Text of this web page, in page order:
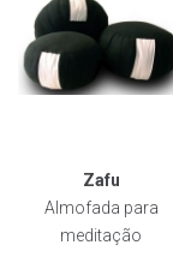
Zafu
Almofada para
meditação